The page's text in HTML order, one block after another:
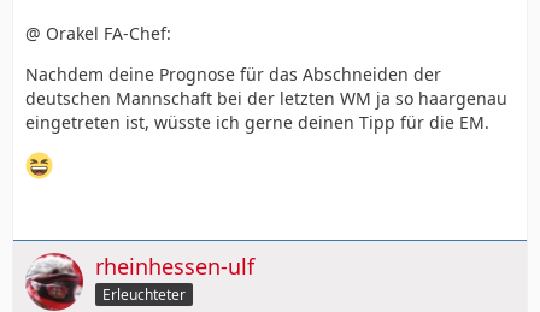
@ Orakel FA-Chef:
Nachdem deine Prognose für das Abschneiden der
deutschen Mannschaft bei der letzten WM ja so haargenau
eingetreten ist, wüsste ich gerne deinen Tipp für die EM.
rheinhessen-ulf
Erleuchteter